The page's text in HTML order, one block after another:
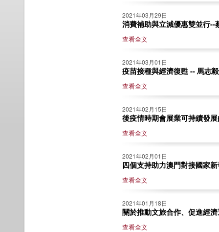
2021年03月29日
消費補助與立減優惠雙並行--
查看全文
2021年03月01日
疫苗接種與經濟復甦 -- 馬志毅
查看全文
2021年02月15日
後疫情時期會展業可持續發
查看全文
2021年02月01日
四個支持助力澳門對接國家
查看全文
2021年01月18日
關於推動文旅合作、促進經
查看全文